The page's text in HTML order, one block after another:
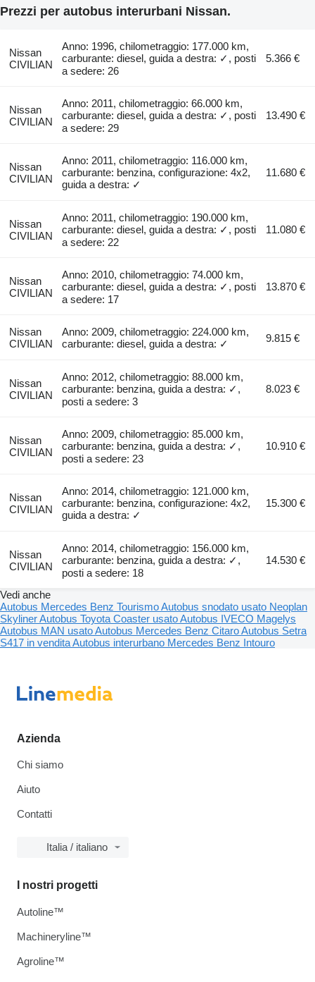
Prezzi per autobus interurbani Nissan.
Nissan
CIVILIAN
Anno: 1996, chilometraggio: 177.000 km,
carburante: diesel, guida a destra: ✓, posti
a sedere: 26
5.366 €
Nissan
CIVILIAN
Anno: 2011, chilometraggio: 66.000 km,
carburante: diesel, guida a destra: ✓, posti
a sedere: 29
13.490 €
Nissan
CIVILIAN
Anno: 2011, chilometraggio: 116.000 km,
carburante: benzina, configurazione: 4x2,
guida a destra: ✓
11.680 €
Nissan
CIVILIAN
Anno: 2011, chilometraggio: 190.000 km,
carburante: diesel, guida a destra: ✓, posti
a sedere: 22
11.080 €
Nissan
CIVILIAN
Anno: 2010, chilometraggio: 74.000 km,
carburante: diesel, guida a destra: ✓, posti
a sedere: 17
13.870 €
Nissan
CIVILIAN
Anno: 2009, chilometraggio: 224.000 km,
carburante: diesel, guida a destra: ✓
9.815 €
Nissan
CIVILIAN
Anno: 2012, chilometraggio: 88.000 km,
carburante: benzina, guida a destra: ✓,
posti a sedere: 3
8.023 €
Nissan
CIVILIAN
Anno: 2009, chilometraggio: 85.000 km,
carburante: benzina, guida a destra: ✓,
posti a sedere: 23
10.910 €
Nissan
CIVILIAN
Anno: 2014, chilometraggio: 121.000 km,
carburante: benzina, configurazione: 4x2,
guida a destra: ✓
15.300 €
Nissan
CIVILIAN
Anno: 2014, chilometraggio: 156.000 km,
carburante: benzina, guida a destra: ✓,
posti a sedere: 18
14.530 €
Vedi anche
Autobus Mercedes Benz TourismoAutobus snodato usato Neoplan
SkylinerAutobus Toyota Coaster usatoAutobus IVECO Magelys
Autobus MAN usatoAutobus Mercedes Benz CitaroAutobus Setra
S417 in venditaAutobus interurbano Mercedes Benz Intouro
Azienda
Chi siamo
Aiuto
Contatti
Italia / italiano
I nostri progetti
Autoline™
Machineryline™
Agroline™